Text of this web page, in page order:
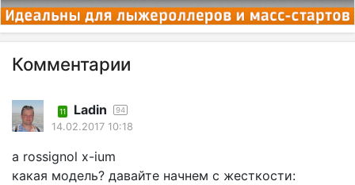
Комментарии
11 Ladin 94
14.02.2017 10:18
а rossignol x-ium
какая модель? давайте начнем с жесткости: